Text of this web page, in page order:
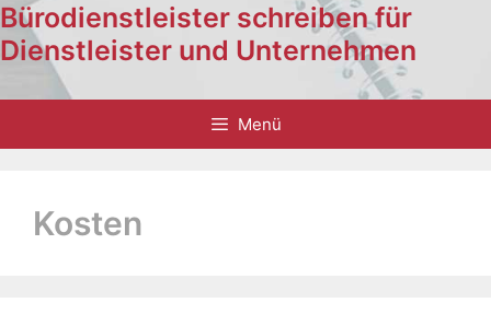
Bürodienstleister schreiben für
Dienstleister und Unternehmen
Menü
Kosten